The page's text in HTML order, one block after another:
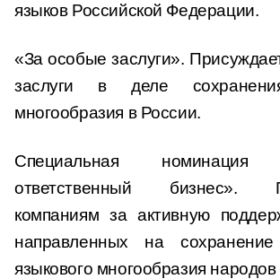
языков Российской Федерации.
«За особые заслуги».
заслуги в деле
многообразия в России.
Специальная номинация
ответственный бизнес».
компаниям за активную
направленных на
языкового многообразия